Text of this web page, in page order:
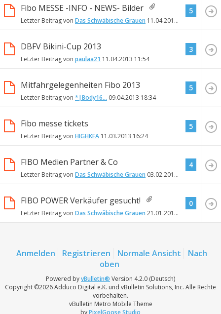
Fibo MESSE -INFO - NEWS- Bilder
Letzter Beitrag von Das Schwäbische Grauen 11.04.2013
5
DBFV Bikini-Cup 2013
Letzter Beitrag von paulaa21 11.04.2013 11:54
3
Mitfahrgelegenheiten Fibo 2013
Letzter Beitrag von *|Body16... 09.04.2013 18:34
5
Fibo messe tickets
Letzter Beitrag von HIGHKFA 11.03.2013 16:24
5
FIBO Medien Partner & Co
Letzter Beitrag von Das Schwäbische Grauen 03.02.2013
4
FIBO POWER Verkäufer gesucht!
Letzter Beitrag von Das Schwäbische Grauen 21.01.2013
0
Anmelden Registrieren Normale Ansicht
Nach
oben
Powered byvBulletin® Version 4.2.0 (Deutsch)
Copyright ©2026 Adduco Digital e.K. und vBulletin Solutions, Inc. Alle Rechte
vorbehalten.
vBulletin Metro Mobile Theme